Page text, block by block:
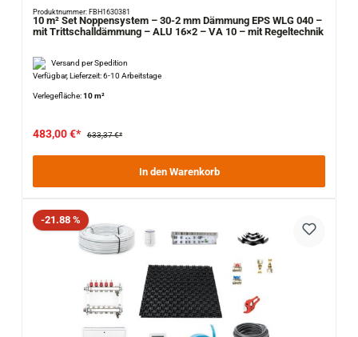
Produktnummer: FBH1630381
10 m² Set Noppensystem – 30-2 mm Dämmung EPS WLG 040 –
mit Trittschalldämmung – ALU 16×2 – VA 10 – mit Regeltechnik
Versand per Spedition
Verfügbar, Lieferzeit: 6-10 Arbeitstage
Verlegefläche:10 m²
483,00 €* 633,37 €*
In den Warenkorb
Rabatt
-21.88 %